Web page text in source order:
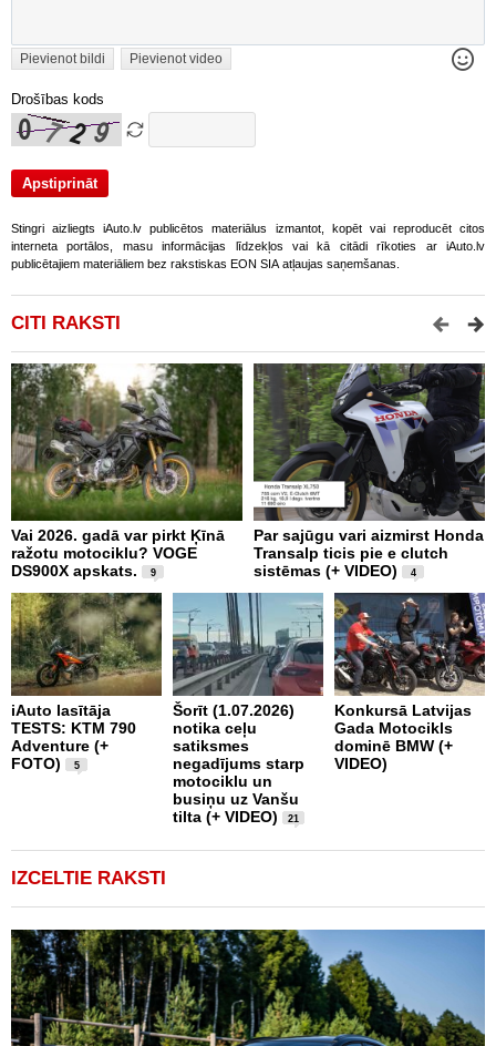
Pievienot bildi Pievienot video
Drošības kods
Stingri aizliegts iAuto.lv publicētos materiālus izmantot, kopēt vai reproducēt citos
interneta portālos, masu informācijas līdzekļos vai kā citādi rīkoties ar iAuto.lv
publicētajiem materiāliem bez rakstiskas EON SIA atļaujas saņemšanas.
CITI RAKSTI
Vai 2026. gadā var pirkt Ķīnā
ražotu motociklu? VOGE
DS900X apskats.
9
Par sajūgu vari aizmirst Honda
Transalp ticis pie e clutch
sistēmas (+ VIDEO)
4
iAuto lasītāja
TESTS: KTM 790
Adventure (+
FOTO)
5
Šorīt (1.07.2026)
notika ceļu
satiksmes
negadījums starp
motociklu un
busiņu uz Vanšu
tilta (+ VIDEO)
21
Konkursā Latvijas
Gada Motocikls
dominē BMW (+
VIDEO)
IZCELTIE RAKSTI